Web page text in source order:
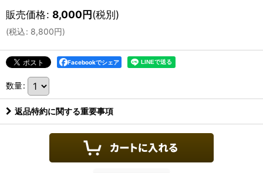
販売価格: 8,000円(税別)
(税込: 8,800円)
Facebookでシェア
数量:
返品特約に関する重要事項